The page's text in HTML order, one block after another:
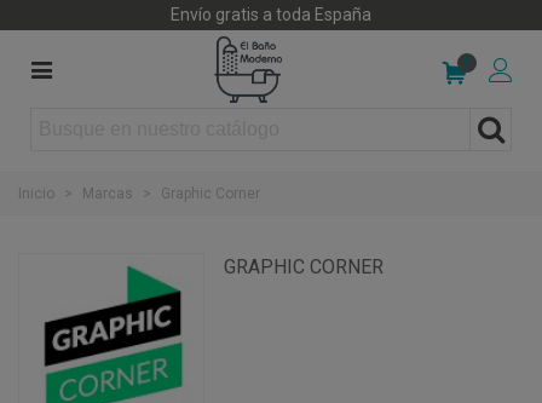
Envío gratis a toda España
0
Inicio > Marcas > Graphic Corner
GRAPHIC CORNER